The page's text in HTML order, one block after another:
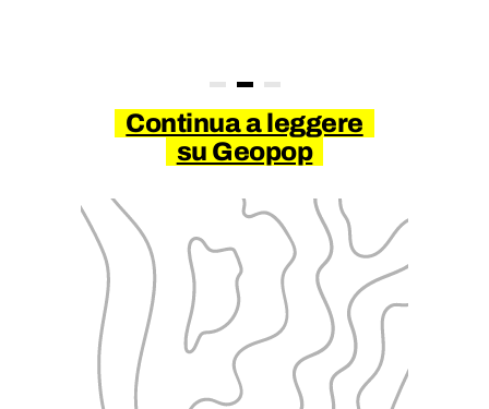
Continua a leggere
su Geopop